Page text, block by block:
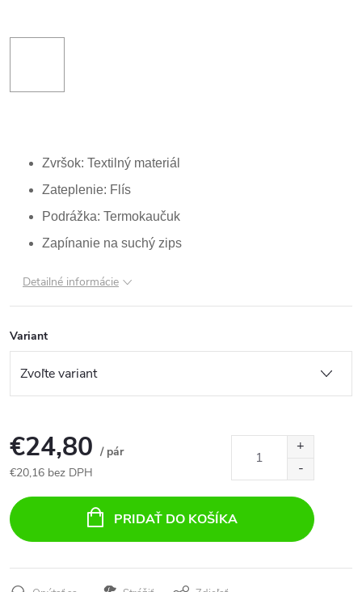
Zvršok: Textilný materiál
Zateplenie: Flís
Podrážka: Termokaučuk
Zapínanie na suchý zips
Detailné informácie
Variant
€24,80 / pár
€20,16 bez DPH
cena:
PRIDAŤ DO KOŠÍKA